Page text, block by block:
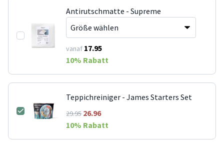
Antirutschmatte - Supreme
vanaf 17.95
10% Rabatt
Teppichreiniger - James Starters Set
29.9526.96
10% Rabatt